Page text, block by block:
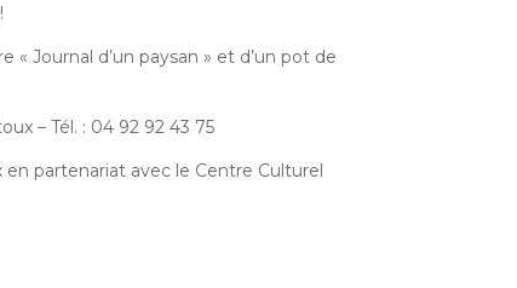
« Journal d’un paysan » et d’un pot de
– Tél. : 04 92 92 43 75
partenariat avec le Centre Culturel